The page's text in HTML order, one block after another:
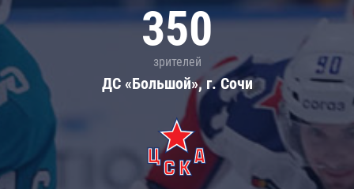
350
зрителей
ДС «Большой», г. Сочи